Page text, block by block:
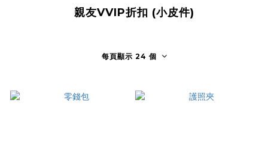
親友VVIP折扣 (小皮件)
每頁顯示 24 個